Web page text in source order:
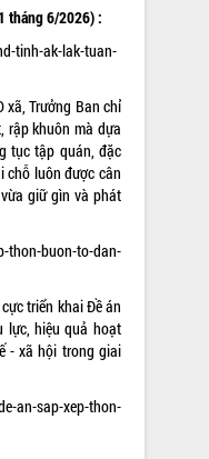
tháng 6/2026) :
tinh-ak-lak-tuan-
xã, Trưởng Ban chỉ
rập khuôn mà dựa
tục tập quán, đặc
chỗ luôn được cân
giữ gìn và phát
thon-buon-to-dan-
triển khai Đề án
lực, hiệu quả hoạt
- xã hội trong giai
an-sap-xep-thon-